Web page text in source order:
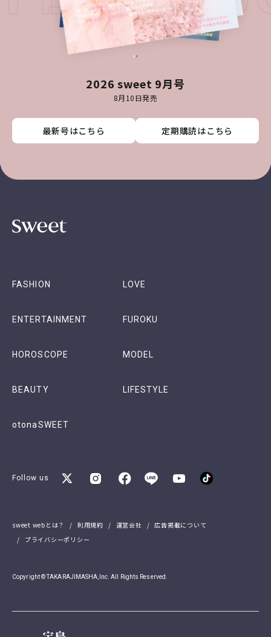
2026 sweet 9月号
8月10日発売
最新号はこちら 定期購読はこちら
最新号はこちら 定期購読はこちら
最新号はこちら 定期購読はこちら
最新号はこちら 定期購読はこちら
FASHION LOVE
ENTERTAINMENT FUROKU
HOROSCOPE MODEL
BEAUTY LIFESTYLE
otonaSWEET
Follow us
sweet webとは？ 利用規約 運営会社
広告掲載について
プライバシーポリシー
Copyright © TAKARAJIMASHA,Inc. All Rights Reserved.